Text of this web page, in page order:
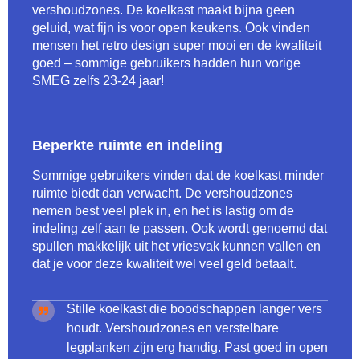
vershoudzones. De koelkast maakt bijna geen
geluid, wat fijn is voor open keukens. Ook vinden
mensen het retro design super mooi en de kwaliteit
goed – sommige gebruikers hadden hun vorige
SMEG zelfs 23-24 jaar!
Beperkte ruimte en indeling
Sommige gebruikers vinden dat de koelkast minder
ruimte biedt dan verwacht. De vershoudzones
nemen best veel plek in, en het is lastig om de
indeling zelf aan te passen. Ook wordt genoemd dat
spullen makkelijk uit het vriesvak kunnen vallen en
dat je voor deze kwaliteit wel veel geld betaalt.
Stille koelkast die boodschappen langer vers
houdt. Vershoudzones en verstelbare
legplanken zijn erg handig. Past goed in open